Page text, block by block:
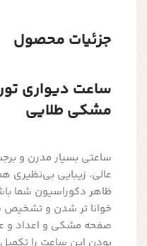
جزئیات محصول
مشکی طلایی
ساعتی بسیار مدرن و
عالی، زیبایی بی‌نظیری
ظاهر دکوراسیون شما
خوانا تر شدن و
صفحه مشکی و اعداد و